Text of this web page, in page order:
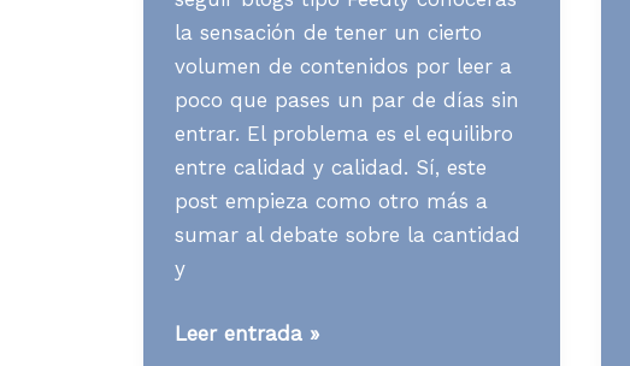
la sensación de tener un cierto
volumen de contenidos por leer a
poco que pases un par de días sin
entrar. El problema es el equilibro
entre calidad y calidad. Sí, este
post empieza como otro más a
sumar al debate sobre la cantidad
y
[Contenidos]
Leer entrada »